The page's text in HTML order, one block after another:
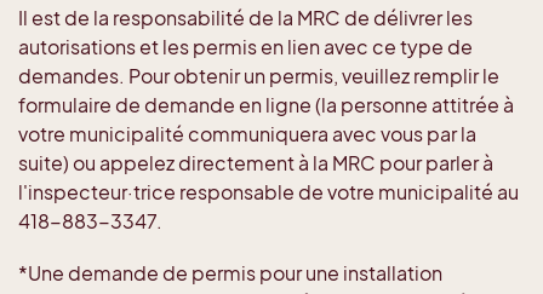
Il est de la responsabilité de la MRC de délivrer les
autorisations et les permis en lien avec ce type de
demandes. Pour obtenir un permis, veuillez remplir le
formulaire de demande en ligne (la personne attitrée à
votre municipalité communiquera avec vous par la
suite) ou appelez directement à la MRC pour parler à
l'inspecteur·trice responsable de votre municipalité au
418-883-3347.
*Une demande de permis pour une installation